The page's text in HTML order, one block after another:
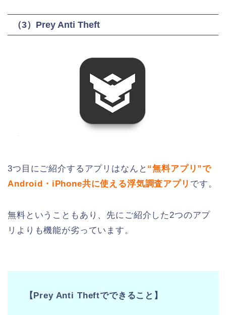
（3）Prey Anti Theft
3つ目にご紹介するアプリはなんと “無料アプリ”で
Android・iPhone共に使える浮気調査アプリ です。
無料ということもあり、先にご紹介した2つのアプ
リよりも機能が劣っています。
【Prey Anti Theftでできること】